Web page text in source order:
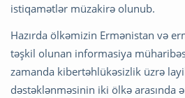
istiqamətlər müzakirə olunub.
Hazırda ölkəmizin Ermənistan və
təşkil olunan informasiya
zamanda kibertəhlükəsizlik üzrə
dəstəklənməsinin iki ölkə arasında